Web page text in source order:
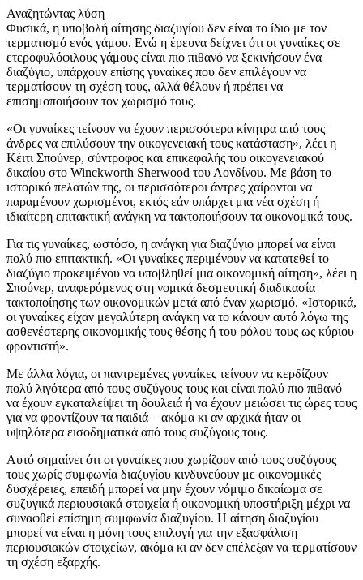
Αναζητώντας λύση
Φυσικά, η υποβολή αίτησης διαζυγίου δεν είναι το ίδιο με τον
τερματισμό ενός γάμου. Ενώ η έρευνα δείχνει ότι οι γυναίκες σε
ετεροφυλόφιλους γάμους είναι πιο πιθανό να ξεκινήσουν ένα
διαζύγιο, υπάρχουν επίσης γυναίκες που δεν επιλέγουν να
τερματίσουν τη σχέση τους, αλλά θέλουν ή πρέπει να
επισημοποιήσουν τον χωρισμό τους.
«Οι γυναίκες τείνουν να έχουν περισσότερα κίνητρα από τους
άνδρες να επιλύσουν την οικογενειακή τους κατάσταση», λέει η
Κέιτι Σπούνερ, σύντροφος και επικεφαλής του οικογενειακού
δικαίου στο Winckworth Sherwood του Λονδίνου. Με βάση το
ιστορικό πελατών της, οι περισσότεροι άντρες χαίρονται να
παραμένουν χωρισμένοι, εκτός εάν υπάρχει μια νέα σχέση ή
ιδιαίτερη επιτακτική ανάγκη να τακτοποιήσουν τα οικονομικά τους.
Για τις γυναίκες, ωστόσο, η ανάγκη για διαζύγιο μπορεί να είναι
πολύ πιο επιτακτική. «Οι γυναίκες περιμένουν να κατατεθεί το
διαζύγιο προκειμένου να υποβληθεί μια οικονομική αίτηση», λέει η
Σπούνερ, αναφερόμενος στη νομικά δεσμευτική διαδικασία
τακτοποίησης των οικονομικών μετά από έναν χωρισμό. «Ιστορικά,
οι γυναίκες είχαν μεγαλύτερη ανάγκη να το κάνουν αυτό λόγω της
ασθενέστερης οικονομικής τους θέσης ή του ρόλου τους ως κύριου
φροντιστή».
Με άλλα λόγια, οι παντρεμένες γυναίκες τείνουν να κερδίζουν
πολύ λιγότερα από τους συζύγους τους και είναι πολύ πιο πιθανό
να έχουν εγκαταλείψει τη δουλειά ή να έχουν μειώσει τις ώρες τους
για να φροντίζουν τα παιδιά – ακόμα κι αν αρχικά ήταν οι
υψηλότερα εισοδηματικά από τους συζύγους τους.
Αυτό σημαίνει ότι οι γυναίκες που χωρίζουν από τους συζύγους
τους χωρίς συμφωνία διαζυγίου κινδυνεύουν με οικονομικές
δυσχέρειες, επειδή μπορεί να μην έχουν νόμιμο δικαίωμα σε
συζυγικά περιουσιακά στοιχεία ή οικονομική υποστήριξη μέχρι να
συναφθεί επίσημη συμφωνία διαζυγίου. Η αίτηση διαζυγίου
μπορεί να είναι η μόνη τους επιλογή για την εξασφάλιση
περιουσιακών στοιχείων, ακόμα κι αν δεν επέλεξαν να τερματίσουν
τη σχέση εξαρχής.